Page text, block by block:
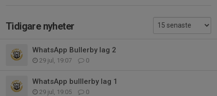
Tidigare nyheter
WhatsApp Bullerby lag 2
29 jul, 19:07 0
WhatsApp bulllerby lag 1
29 jul, 19:05 0